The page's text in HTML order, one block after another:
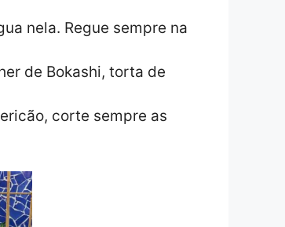
nela. Regue sempre na
de Bokashi, torta de
corte sempre as